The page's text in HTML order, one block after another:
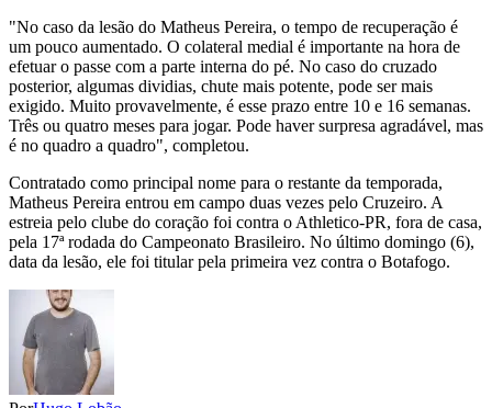
"No caso da lesão do Matheus Pereira, o tempo de recuperação é
um pouco aumentado. O colateral medial é importante na hora de
efetuar o passe com a parte interna do pé. No caso do cruzado
posterior, algumas dividias, chute mais potente, pode ser mais
exigido. Muito provavelmente, é esse prazo entre 10 e 16 semanas.
Três ou quatro meses para jogar. Pode haver surpresa agradável, mas
é no quadro a quadro", completou.
Contratado como principal nome para o restante da temporada,
Matheus Pereira entrou em campo duas vezes pelo Cruzeiro. A
estreia pelo clube do coração foi contra o Athletico-PR, fora de casa,
pela 17ª rodada do Campeonato Brasileiro. No último domingo (6),
data da lesão, ele foi titular pela primeira vez contra o Botafogo.